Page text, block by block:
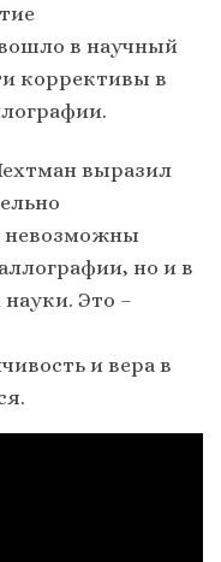
в научный
коррективы в
выразил
невозможны
но и в
Это –
и вера в